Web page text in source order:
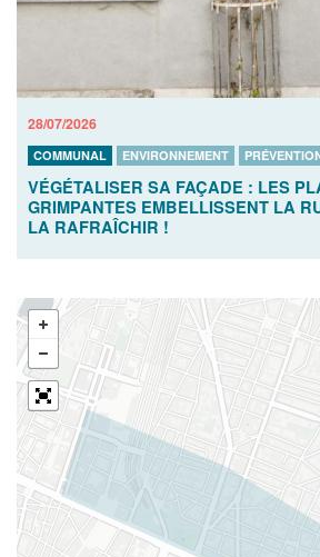
28/07/2026
COMMUNAL ENVIRONNEMENT
VÉGÉTALISER SA FAÇADE : LES
GRIMPANTES EMBELLISSENT LA
LA RAFRAÎCHIR !